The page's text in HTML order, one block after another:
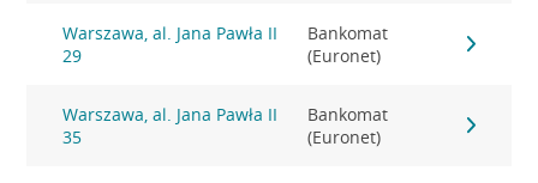
Warszawa, al. Jana Pawła II
29
Bankomat
(Euronet)
Warszawa, al. Jana Pawła II
35
Bankomat
(Euronet)